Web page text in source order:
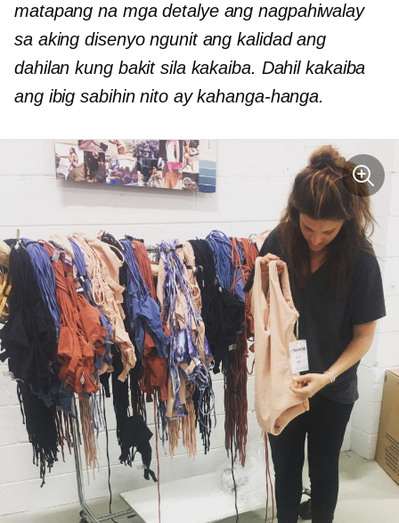
matapang na mga detalye ang nagpahiwalay
sa aking disenyo ngunit ang kalidad ang
dahilan kung bakit sila kakaiba. Dahil kakaiba
ang ibig sabihin nito ay kahanga-hanga.